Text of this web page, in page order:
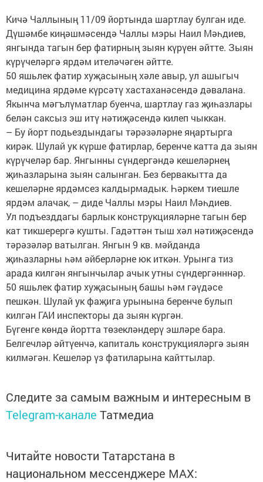
Кичә Чаллының 11/09 йортында шартлау булган иде.
Дүшәмбе киңәшмәсендә Чаллы мэры Наил Мәһдиев,
янгында тагын бер фатирның зыян күрүен әйтте. Зыян
күрүчеләргә ярдәм ителәчәген әйтте.
50 яшьлек фатир хуҗасының хәле авыр, ул ашыгыч
медицина ярдәме күрсәтү хастаханәсендә дәвалана.
Якынча мәгълүматлар буенча, шартлау газ җиһазлары
белән саксыз эш итү нәтиҗәсендә килеп чыккан.
– Бу йорт подьездындагы тәрәзәләрне яңартырга
кирәк. Шулай ук күрше фатирлар, беренче катта да зыян
күрүчеләр бар. Янгынны сүндергәндә кешеләрнең
җиһазларына зыян салынган. Без бервакытта да
кешеләрне ярдәмсез калдырмадык. Һәркем тиешле
ярдәм алачак, – диде Чаллы мэры Наил Мәһдиев.
Ул подъезддагы барлык конструкцияләрне тагын бер
кат тикшерергә кушты. Гадәттән тыш хәл нәтиҗәсендә
тәрәзәләр ватылган. Янгын 9 кв. мәйданда
җиһазларны һәм әйберләрне юк иткән. Урынга тиз
арада килгән янгынчылар ачык утны сүндергәнннәр.
50 яшьлек фатир хуҗасының башы һәм гәүдәсе
пешкән. Шулай ук фаҗига урынына беренче булып
килгән ГАИ инспекторы да зыян күргән.
Бүгенге көндә йортта төзекләндерү эшләре бара.
Белгечләр әйтүенчә, капиталь конструкцияләргә зыян
килмәгән. Кешеләр үз фатиларына кайттылар.
Следите за самым важным и интересным в
Telegram-канале Татмедиа
Читайте новости Татарстана в
национальном мессенджере MАХ: